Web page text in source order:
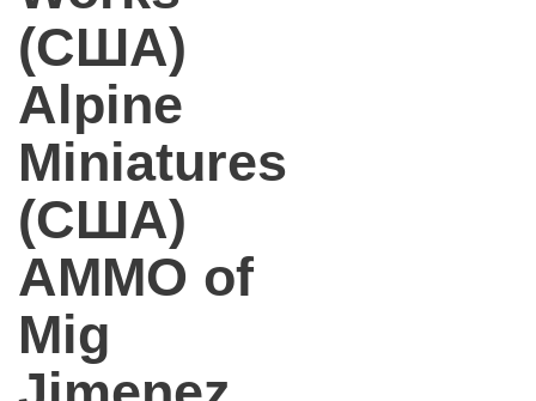
(США)
Alpine
Miniatures
(США)
AMMO of
Mig